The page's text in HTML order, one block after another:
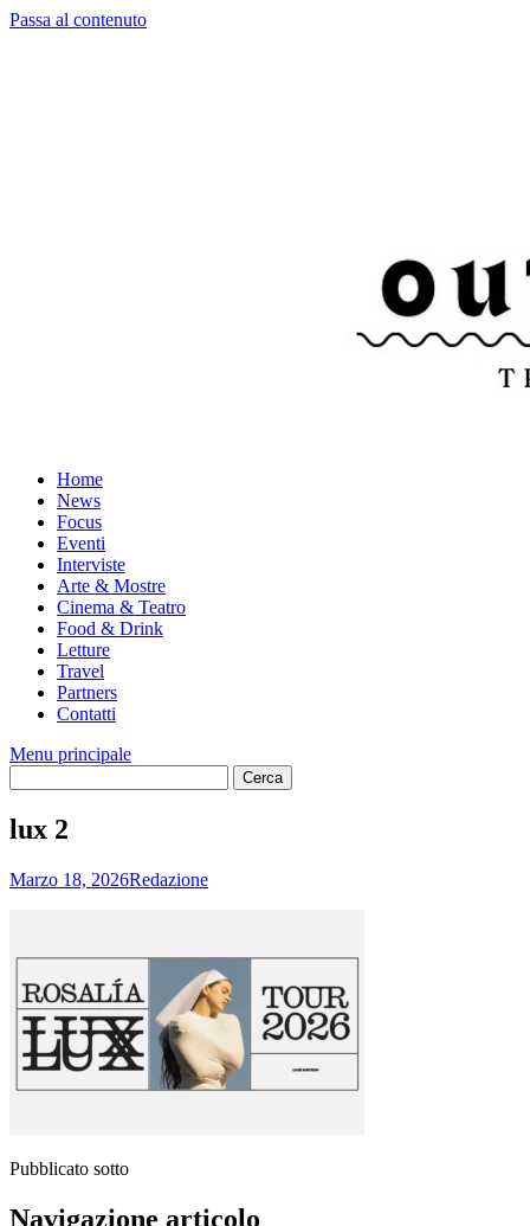
Passa al contenuto
Home
News
Focus
Eventi
Interviste
Arte & Mostre
Cinema & Teatro
Food & Drink
Letture
Travel
Partners
Contatti
Menu principale
lux 2
Marzo 18, 2026Redazione
Pubblicato sotto
Navigazione articolo